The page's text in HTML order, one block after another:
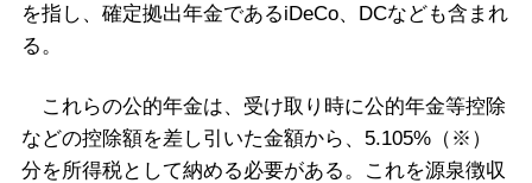
を指し、確定拠出年金であるiDeCo、DCなども含まれ
る。
これらの公的年金は、受け取り時に公的年金等控除
などの控除額を差し引いた金額から、5.105%（※）
分を所得税として納める必要がある。これを源泉徴収